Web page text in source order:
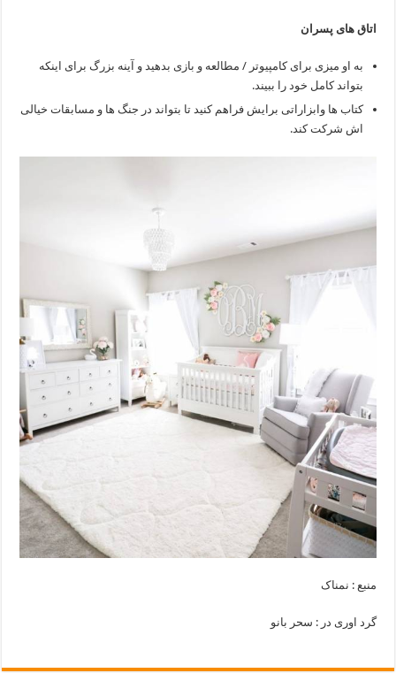
اتاق های پسران
به او میزی برای کامپیوتر / مطالعه و بازی بدهید و آینه بزرگ برای اینکه
بتواند کامل خود را ببیند.
کتاب ها وابزاراتی برایش فراهم کنید تا بتواند در جنگ ها و مسابقات خیالی
اش شرکت کند.
منبع : نمناک
گرد اوری در : سحر بانو